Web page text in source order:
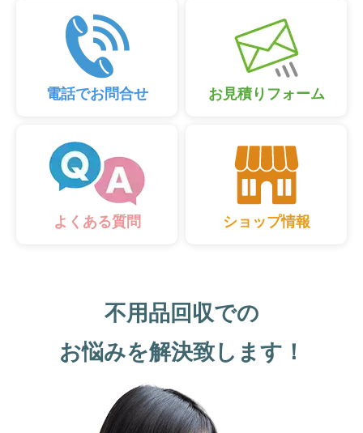
電話でお問合せ お見積りフォーム
よくある質問 ショップ情報
不用品回収での
お悩みを解決致します！